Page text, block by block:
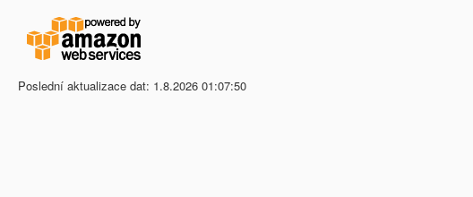
Poslední aktualizace dat: 1.8.2026 01:07:50